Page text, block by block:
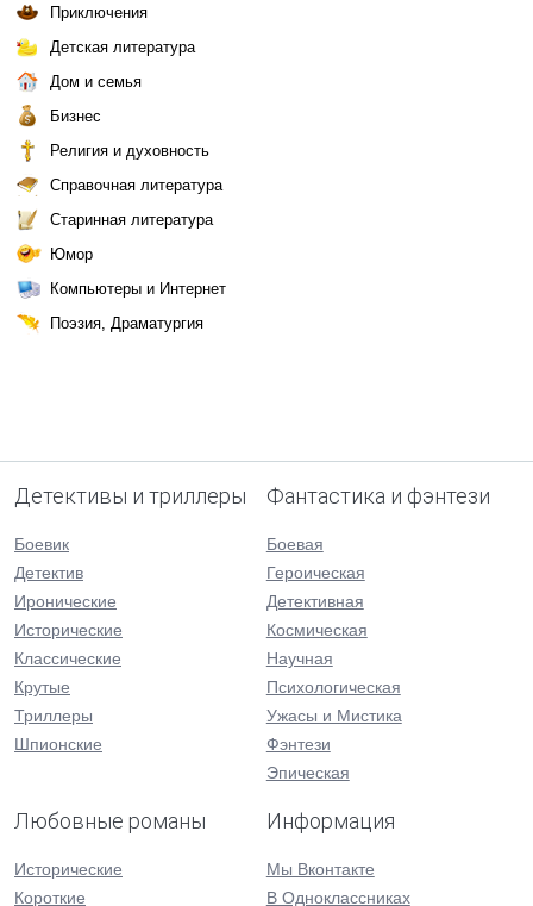
Приключения
Детская литература
Дом и семья
Бизнес
Религия и духовность
Справочная литература
Старинная литература
Юмор
Компьютеры и Интернет
Поэзия, Драматургия
Детективы и триллеры
Боевик
Детектив
Иронические
Исторические
Классические
Крутые
Триллеры
Шпионские
Фантастика и фэнтези
Боевая
Героическая
Детективная
Космическая
Научная
Психологическая
Ужасы и Мистика
Фэнтези
Эпическая
Любовные романы
Исторические
Короткие
Информация
Мы Вконтакте
В Одноклассниках